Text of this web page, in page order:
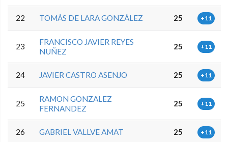
22 TOMÁS DE LARA GONZÁLEZ 25 +11
23
FRANCISCO JAVIER REYES
NUÑEZ
25 +11
24 JAVIER CASTRO ASENJO 25 +11
25
RAMON GONZALEZ
FERNANDEZ
25 +11
26 GABRIEL VALLVE AMAT 25 +11